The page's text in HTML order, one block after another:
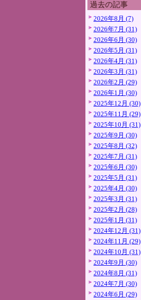
過去の記事
2026年8月 (7)
2026年7月 (31)
2026年6月 (30)
2026年5月 (31)
2026年4月 (31)
2026年3月 (31)
2026年2月 (29)
2026年1月 (30)
2025年12月 (30)
2025年11月 (29)
2025年10月 (31)
2025年9月 (30)
2025年8月 (32)
2025年7月 (31)
2025年6月 (30)
2025年5月 (31)
2025年4月 (30)
2025年3月 (31)
2025年2月 (28)
2025年1月 (31)
2024年12月 (31)
2024年11月 (29)
2024年10月 (31)
2024年9月 (30)
2024年8月 (31)
2024年7月 (30)
2024年6月 (29)